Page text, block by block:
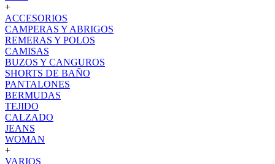
+
ACCESORIOS
CAMPERAS Y ABRIGOS
REMERAS Y POLOS
CAMISAS
BUZOS Y CANGUROS
SHORTS DE BAÑO
PANTALONES
BERMUDAS
TEJIDO
CALZADO
JEANS
WOMAN
+
VARIOS